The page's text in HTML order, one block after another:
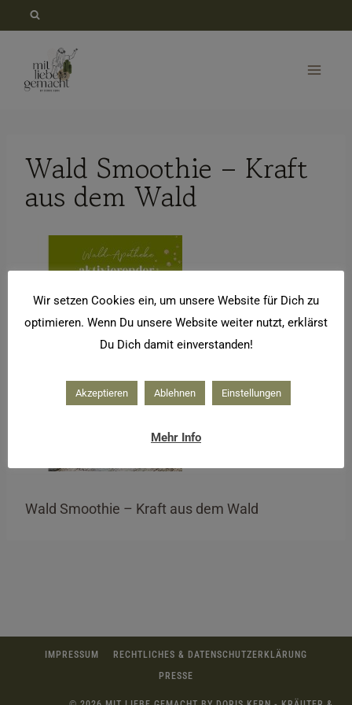
springen
Wald Smoothie – Kraft
aus dem Wald
Wald Smoothie – Kraft aus dem Wald
IMPRESSUM
RECHTLICHES & DATENSCHUTZERKLÄRUNG
PRESSE
Wir setzen Cookies ein, um unsere Website für Dich zu
optimieren. Wenn Du unsere Website weiter nutzt, erklärst
Du Dich damit einverstanden!
Akzeptieren Ablehnen Einstellungen
Mehr Info